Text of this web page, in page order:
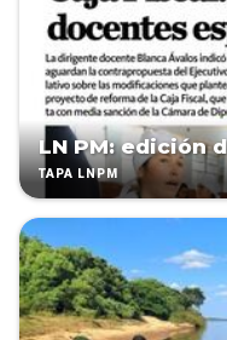
LN PM: edición
TAPA LNPM